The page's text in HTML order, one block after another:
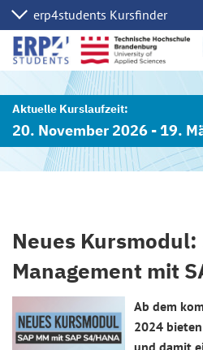
20. November 2026 - 19.
Neues
Management mit
Ab dem
2024
und damit